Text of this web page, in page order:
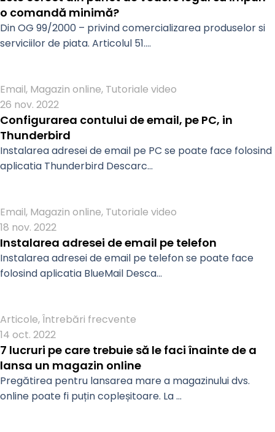
o comandă minimă?
Din OG 99/2000 – privind comercializarea produselor si
serviciilor de piata. Articolul 51....
Email, Magazin online, Tutoriale video
26 nov. 2022
Configurarea contului de email, pe PC, in
Thunderbird
Instalarea adresei de email pe PC se poate face folosind
aplicatia Thunderbird Descarc...
Email, Magazin online, Tutoriale video
18 nov. 2022
Instalarea adresei de email pe telefon
Instalarea adresei de email pe telefon se poate face
folosind aplicatia BlueMail Desca...
Articole,Întrebări frecvente
14 oct. 2022
7 lucruri pe care trebuie să le faci înainte de a
lansa un magazin online
Pregătirea pentru lansarea mare a magazinului dvs.
online poate fi puțin copleșitoare. La ...